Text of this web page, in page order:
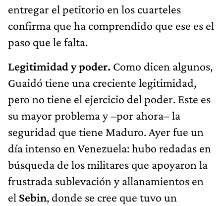
entregar el petitorio en los cuarteles
confirma que ha comprendido que ese es el
paso que le falta.
Legitimidad y poder. Como dicen algunos,
Guaidó tiene una creciente legitimidad,
pero no tiene el ejercicio del poder. Este es
su mayor problema y –por ahora– la
seguridad que tiene Maduro. Ayer fue un
día intenso en Venezuela: hubo redadas en
búsqueda de los militares que apoyaron la
frustrada sublevación y allanamientos en
el Sebin, donde se cree que tuvo un